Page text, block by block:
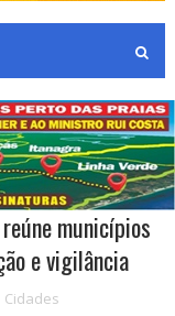
municípios
e vigilância
Cidades